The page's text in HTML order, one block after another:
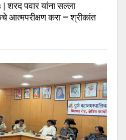
पवार यांना सल्ला
आत्मपरीक्षण करा – श्रीकांत